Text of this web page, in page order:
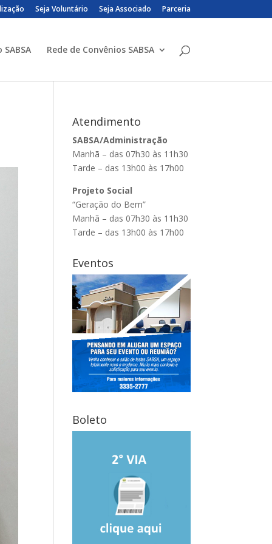
Seja Voluntário Seja Associado Parceria
Rede de Convênios SABSA
Atendimento
SABSA/Administração
Manhã – das 07h30 às 11h30
Tarde – das 13h00 às 17h00
Projeto Social
“Geração do Bem”
Manhã – das 07h30 às 11h30
Tarde – das 13h00 às 17h00
Eventos
Boleto